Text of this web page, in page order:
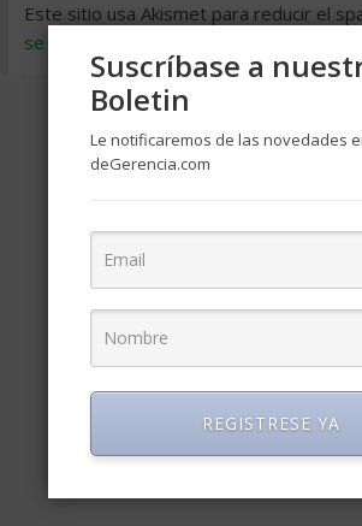
Este sitio usa Akismet para reducir el
se procesan los datos de tus comentarios
Suscríbase a
Boletin
Le notificaremos de las novedades
deGerencia.com
REGISTRESE YA